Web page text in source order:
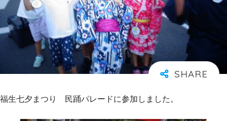
福生七夕まつり 民踊パレードに参加しました。